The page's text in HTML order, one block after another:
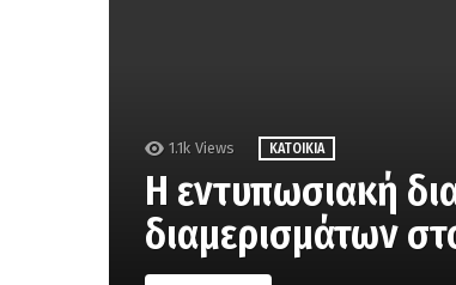
1.1k Views ΚΑΤΟΙΚΊΑ
Η εντυπωσιακή
διαμερισμάτων